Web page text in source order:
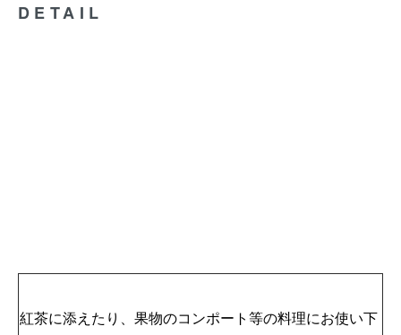
DETAIL
紅茶に添えたり、果物のコンポート等の料理にお使い下